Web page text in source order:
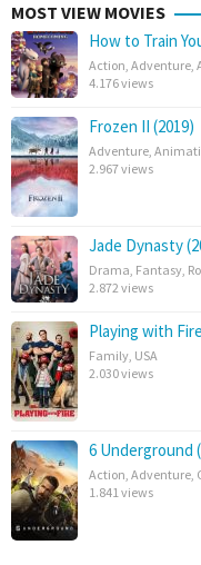
MOST VIEW MOVIES
How to Train
Action, Adventure,
4.176 views
Frozen II (2019)
Adventure,
2.967 views
Jade Dynasty
Drama, Fantasy,
2.872 views
Playing with
Family, USA
2.030 views
6 Underground
Action, Adventure,
1.841 views